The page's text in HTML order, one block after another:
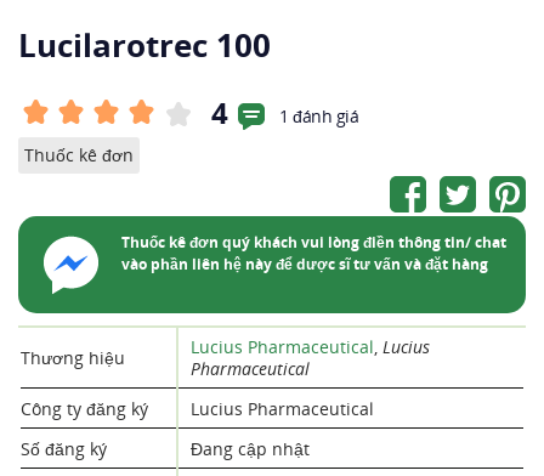
Lucilarotrec 100
4
1 đánh giá
Thuốc kê đơn
Thuốc kê đơn quý khách vui lòng điền thông tin/ chat
vào phần liên hệ này để dược sĩ tư vấn và đặt hàng
Thương hiệu Lucius Pharmaceutical, Lucius
Pharmaceutical
Công ty đăng ký
Lucius Pharmaceutical
Số đăng ký
Đang cập nhật